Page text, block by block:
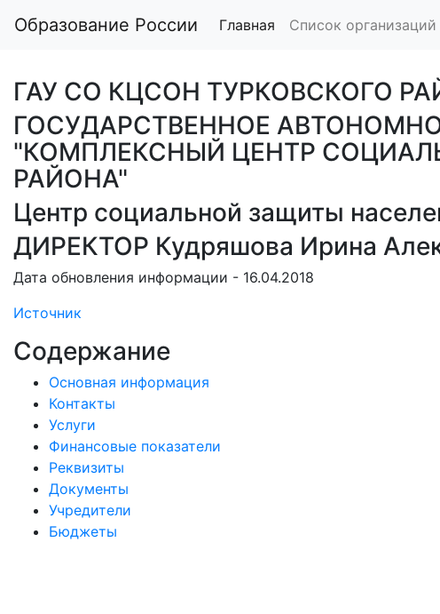
Образование России Главная Список организаций
ГАУ СО КЦСОН ТУРКОВСКОГО
ГОСУДАРСТВЕННОЕ
"КОМПЛЕКСНЫЙ ЦЕНТР
РАЙОНА"
Центр социальной защиты
ДИРЕКТОР Кудряшова Ирина
Дата обновления информации - 16.04.2018
Источник
Содержание
Основная информация
Контакты
Услуги
Финансовые показатели
Реквизиты
Документы
Учредители
Бюджеты